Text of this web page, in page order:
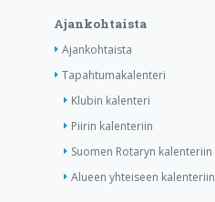
Ajankohtaista
Ajankohtaista
Tapahtumakalenteri
Klubin kalenteri
Piirin kalenteriin
Suomen Rotaryn kalenteriin
Alueen yhteiseen kalenteriin